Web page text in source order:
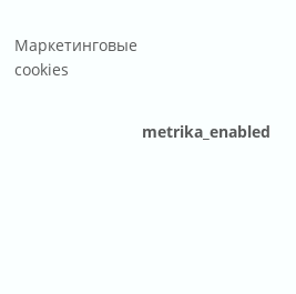
Маркетинговые
cookies
metrika_enabled